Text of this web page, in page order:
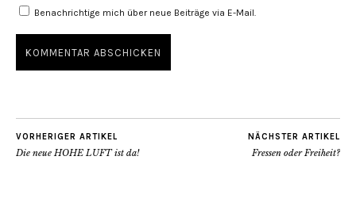
Benachrichtige mich über neue Beiträge via E-Mail.
VORHERIGER ARTIKEL
Die neue HOHE LUFT ist da!
NÄCHSTER ARTIKEL
Fressen oder Freiheit?